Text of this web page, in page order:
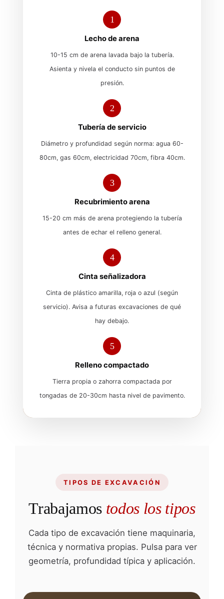
1
Lecho de arena
10-15 cm de arena lavada bajo la tubería.
Asienta y nivela el conducto sin puntos de
presión.
2
Tubería de servicio
Diámetro y profundidad según norma: agua 60-
80cm, gas 60cm, electricidad 70cm, fibra 40cm.
3
Recubrimiento arena
15-20 cm más de arena protegiendo la tubería
antes de echar el relleno general.
4
Cinta señalizadora
Cinta de plástico amarilla, roja o azul (según
servicio). Avisa a futuras excavaciones de qué
hay debajo.
5
Relleno compactado
Tierra propia o zahorra compactada por
tongadas de 20-30cm hasta nivel de pavimento.
TIPOS DE EXCAVACIÓN
Trabajamos todos los tipos
Cada tipo de excavación tiene maquinaria,
técnica y normativa propias. Pulsa para ver
geometría, profundidad típica y aplicación.